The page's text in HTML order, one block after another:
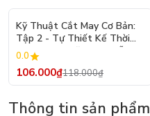
- 10%
Kỹ Thuật Cắt May Cơ Bản:
Tập 2 - Tự Thiết Kế Thời
Trang Nam Nữ - Tạo Mẫu
Rập - Kỹ Thuật Nhảy Size
0.0
106.000₫118.000₫
Thông tin sản phẩm